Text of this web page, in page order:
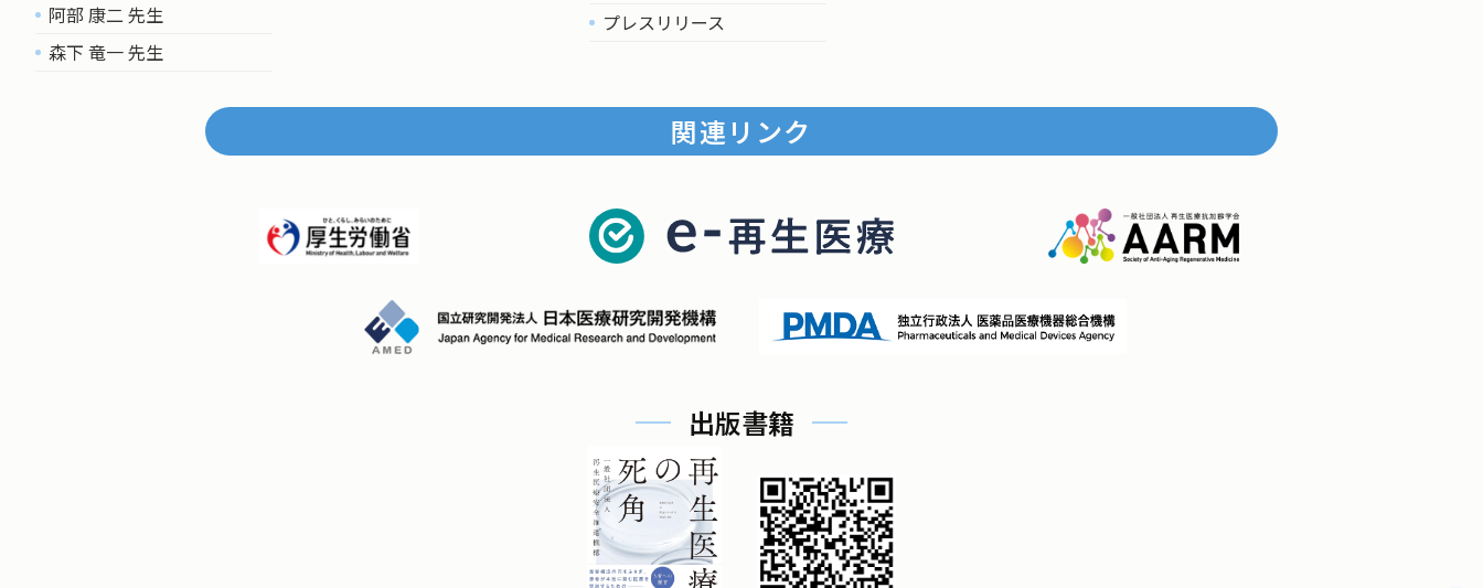
阿部 康二 先生
森下 竜一 先生
プレスリリース
関連リンク
出版書籍